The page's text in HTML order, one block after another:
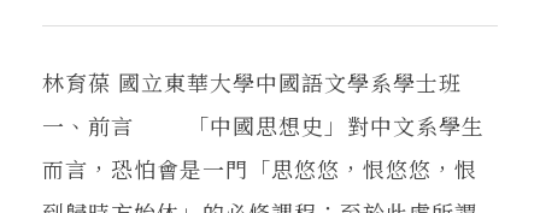
林育葆 國立東華大學中國語文學系學士班
一、前言 「中國思想史」對中文系學生
而言，恐怕會是一門「思悠悠，恨悠悠，恨